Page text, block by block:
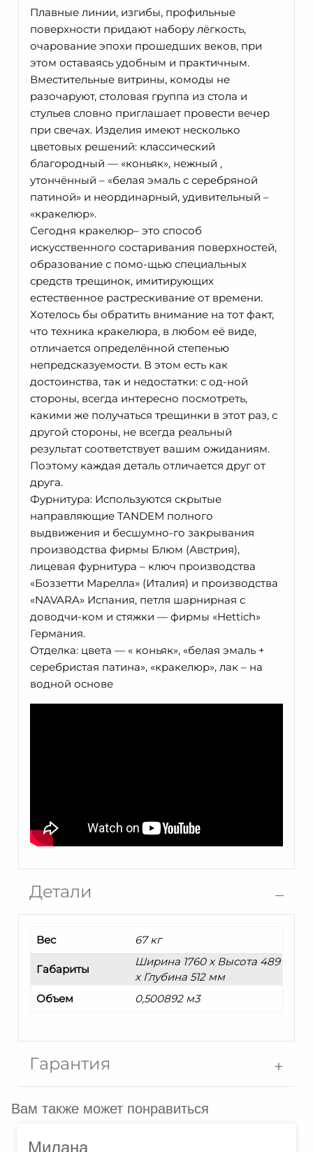
Плавные линии, изгибы, профильные
поверхности придают набору лёгкость,
очарование эпохи прошедших веков, при
этом оставаясь удобным и практичным.
Вместительные витрины, комоды не
разочаруют, столовая группа из стола и
стульев словно приглашает провести вечер
при свечах. Изделия имеют несколько
цветовых решений: классический
благородный — «коньяк», нежный ,
утончённый – «белая эмаль с серебряной
патиной» и неординарный, удивительный –
«кракелюр».
Сегодня кракелюр– это способ
искусственного состаривания поверхностей,
образование с помо-щью специальных
средств трещинок, имитирующих
естественное растрескивание от времени.
Хотелось бы обратить внимание на тот факт,
что техника кракелюра, в любом её виде,
отличается определённой степенью
непредсказуемости. В этом есть как
достоинства, так и недостатки: с од-ной
стороны, всегда интересно посмотреть,
какими же получаться трещинки в этот раз, с
другой стороны, не всегда реальный
результат соответствует вашим ожиданиям.
Поэтому каждая деталь отличается друг от
друга.
Фурнитура: Используются скрытые
направляющие TANDEM полного
выдвижения и бесшумно-го закрывания
производства фирмы Блюм (Австрия),
лицевая фурнитура – ключ производства
«Боззетти Марелла» (Италия) и производства
«NAVARA» Испания, петля шарнирная с
доводчи-ком и стяжки — фирмы «Hettich»
Германия.
Отделка: цвета — « коньяк», «белая эмаль +
серебристая патина», «кракелюр», лак – на
водной основе
Детали
Вес 67 кг
Габариты
Ширина 1760 x Высота 489
x Глубина 512 мм
Объем
0,500892 м3
Гарантия
Вам также может понравиться
Милана